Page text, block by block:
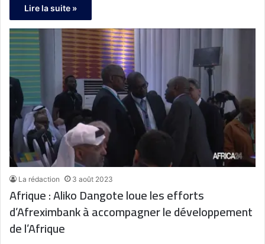
Lire la suite »
La rédaction 3 août 2023
Afrique : Aliko Dangote loue les efforts
d’Afreximbank à accompagner le développement
de l’Afrique